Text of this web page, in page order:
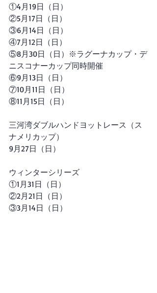
①4月19日（日）
②5月17日（日）
③6月14日（日）
④7月12日（日）
⑤8月30日（日）※ラグーナカップ・デ
ニスコナーカップ同時開催
⑥9月13日（日）
⑦10月11日（日）
⑧11月15日（日）
三河湾ダブルハンドヨットレース（ス
ナメリカップ）
9月27日（日）
ウィンターシリーズ
①1月31日（日）
②2月21日（日）
③3月14日（日）